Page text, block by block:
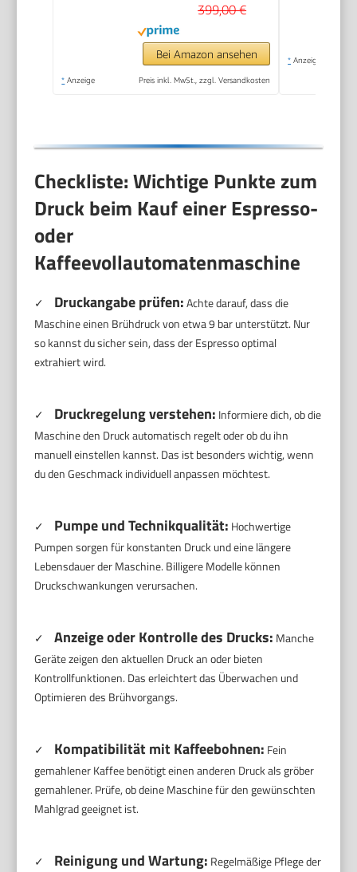
Kaffeemaschine,
Bedienfeld mit
Tasten, Schwarz
399,00 €
Bei Amazon ansehen
* Anzeige Preis inkl. MwSt., zzgl. Versandkosten
* Anzeige
Checkliste: Wichtige Punkte zum
Druck beim Kauf einer Espresso-
oder
Kaffeevollautomatenmaschine
✓ Druckangabe prüfen:Achte darauf, dass die
Maschine einen Brühdruck von etwa 9 bar unterstützt. Nur
so kannst du sicher sein, dass der Espresso optimal
extrahiert wird.
✓ Druckregelung verstehen: Informiere dich, ob die
Maschine den Druck automatisch regelt oder ob du ihn
manuell einstellen kannst. Das ist besonders wichtig, wenn
du den Geschmack individuell anpassen möchtest.
✓ Pumpe und Technikqualität: Hochwertige
Pumpen sorgen für konstanten Druck und eine längere
Lebensdauer der Maschine. Billigere Modelle können
Druckschwankungen verursachen.
✓ Anzeige oder Kontrolle des Drucks: Manche
Geräte zeigen den aktuellen Druck an oder bieten
Kontrollfunktionen. Das erleichtert das Überwachen und
Optimieren des Brühvorgangs.
✓ Kompatibilität mit Kaffeebohnen: Fein
gemahlener Kaffee benötigt einen anderen Druck als gröber
gemahlener. Prüfe, ob deine Maschine für den gewünschten
Mahlgrad geeignet ist.
✓ Reinigung und Wartung: Regelmäßige Pflege der